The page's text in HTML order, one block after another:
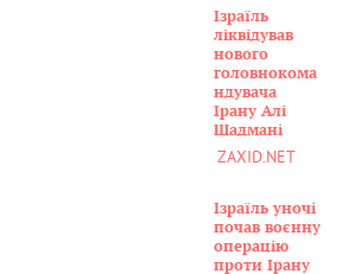
Ізраїль
ліквідував
нового
головнокома
ндувача
Ірану Алі
Шадмані
ZAXID.NET
Ізраїль уночі
почав воєнну
операцію
проти Ірану